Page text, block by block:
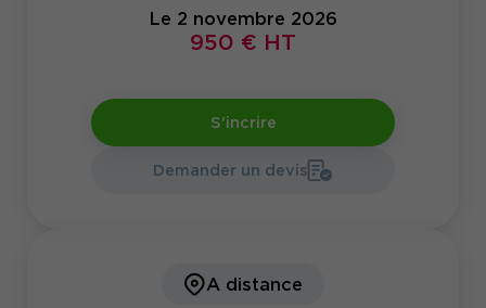
Le 2 novembre 2026
950 € HT
S'incrire
Demander un devis
A distance